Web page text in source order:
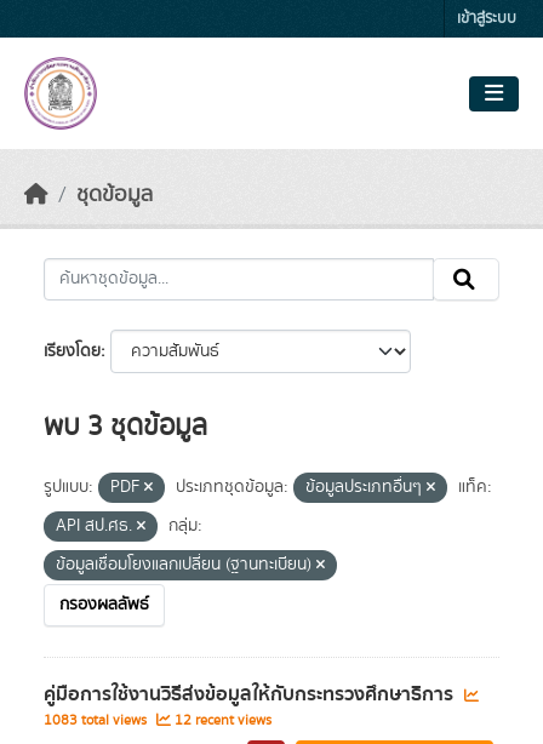
เข้าสู่ระบบ
ชุดข้อมูล
เรียงโดย
พบ 3 ชุดข้อมูล
รูปแบบ: PDF ประเภทชุดข้อมูล: ข้อมูลประเภทอื่นๆ
แท็ค:
API สป.ศธ.
กลุ่ม:
ข้อมูลเชื่อมโยงแลกเปลี่ยน (ฐานทะเบียน)
กรองผลลัพธ์
คู่มือการใช้งานวิธีส่งข้อมูลให้กับกระทรวงศึกษาธิการ
1083 total views 12 recent views